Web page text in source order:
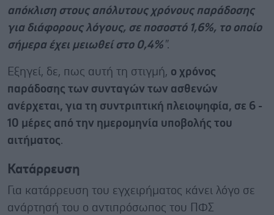
απόκλιση στους απόλυτους χρόνους παράδοσης
για διάφορους λόγους, σε ποσοστό 1,6%, το οποίο
σήμερα έχει μειωθεί στο 0,4% ".
Εξηγεί, δε, πως αυτή τη στιγμή, ο χρόνος
παράδοσης των συνταγών των ασθενών
ανέρχεται, για τη συντριπτική πλειοψηφία, σε 6 -
10 μέρες από την ημερομηνία υποβολής του
αιτήματος.
Κατάρρευση
Για κατάρρευση του εγχειρήματος κάνει λόγο σε
ανάρτησή του ο αντιπρόσωπος του ΠΦΣ